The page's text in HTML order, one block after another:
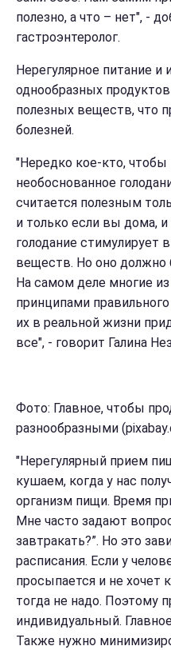
полезно, а что – нет", -
гастроэнтеролог.
Нерегулярное питание и
однообразных
полезных веществ, что
болезней.
"Нередко кое-кто, чтобы
необоснованное
считается полезным
и только если вы дома,
голодание
веществ. Но оно
На самом деле многие
принципами
их в реальной жизни
все", - говорит Галина
Фото: Главное, чтобы
разнообразными
"Нерегулярный прием
кушаем, когда у нас
организм пищи. Время
Мне часто задают
завтракать?”. Но это
расписания. Если у
просыпается и не хочет
тогда не надо. Поэтому
индивидуальный.
Также нужно